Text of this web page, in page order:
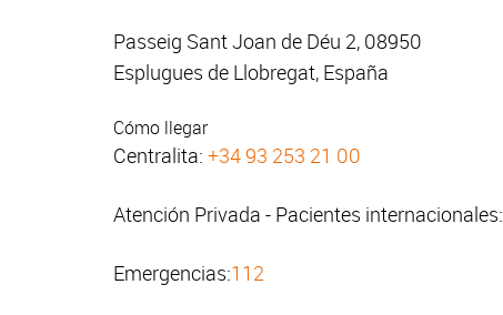
Passeig Sant Joan de Déu 2, 08950
Esplugues de Llobregat, España
Cómo llegar
Centralita: +34 93 253 21 00
Atención Privada - Pacientes internacionales:
Emergencias:112